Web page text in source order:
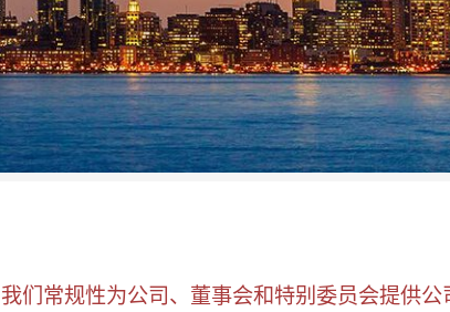
我们常规性为公司、董事会和特别委员会提供